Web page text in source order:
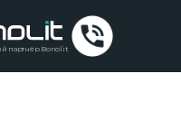
партнёр Bonolit